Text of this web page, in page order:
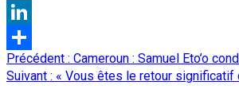
Threads
LinkedIn
Partager
Navigation
d’article
Précédent : Cameroun : Samuel Eto’o
Suivant : « Vous êtes le retour significatif